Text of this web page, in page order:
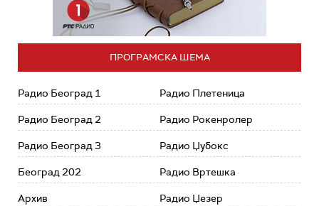
ПРОГРАМСКА ШЕМА
Радио Београд 1
Радио Београд 2
Радио Београд 3
Београд 202
Архив
Радио Плетеница
Радио Рокенролер
Радио Џубокс
Радио Вртешка
Радио Џезер